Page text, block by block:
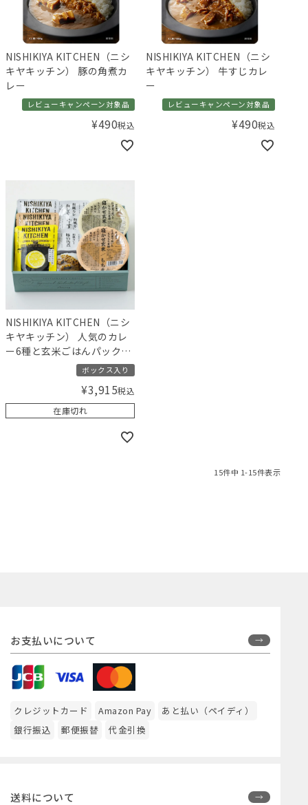
NISHIKIYA KITCHEN（ニシ
キヤキッチン） 豚の角煮カ
レー
レビューキャンペーン対象品
¥490税込
NISHIKIYA KITCHEN（ニシ
キヤキッチン） 牛すじカレ
ー
レビューキャンペーン対象品
¥490税込
NISHIKIYA KITCHEN（ニシ
キヤキッチン） 人気のカレ
ー6種と玄米ごはんパックギ
フト【ギフトボックス入
り】／Amingオリジナルセ
ボックス入り
¥3,915税込
在庫切れ
15件中 1-15件表示
お支払いについて
クレジットカード Amazon Pay
あと払い（ペイディ）
銀行振込
郵便振替 代金引換
送料について